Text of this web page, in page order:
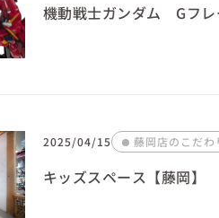
機動戦士ガンダム Gフレ
2025/04/15 藤岡店のこだわ
キッズスペース【藤岡】